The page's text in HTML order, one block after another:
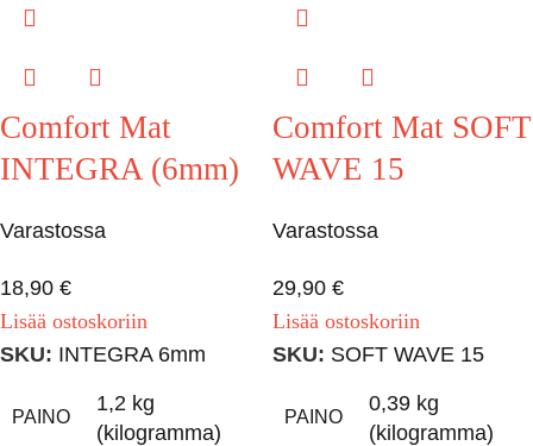
Comfort Mat
INTEGRA (6mm)
Varastossa
18,90 €
Lisää ostoskoriin
SKU: INTEGRA 6mm
PAINO
1,2 kg
(kilogramma)
Comfort Mat SOFT
WAVE 15
Varastossa
29,90 €
Lisää ostoskoriin
SKU: SOFT WAVE 15
PAINO
0,39 kg
(kilogramma)